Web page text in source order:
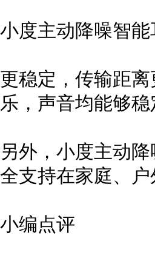
小度主动降噪智
更稳定，传输距
乐，声音均能够稳
另外，小度主动
全支持在家庭、
小编点评